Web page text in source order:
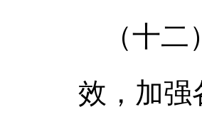
（十
效，加强